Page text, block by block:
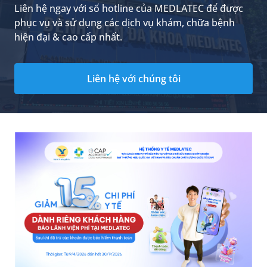
Liên hệ ngay với số hotline của MEDLATEC để được
phục vụ và sử dụng các dịch vụ khám, chữa bệnh
hiện đại & cao cấp nhất.
Liên hệ với chúng tôi